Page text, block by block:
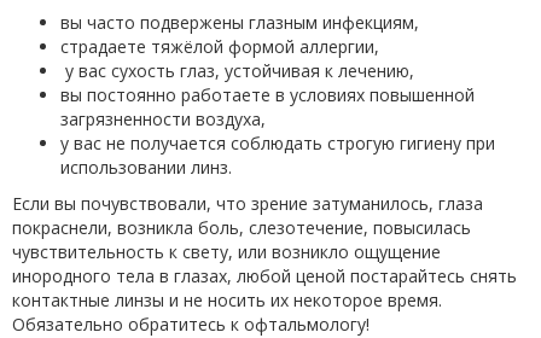
вы часто подвержены глазным инфекциям,
страдаете тяжёлой формой аллергии,
у вас сухость глаз, устойчивая к лечению,
вы постоянно работаете в условиях повышенной
загрязненности воздуха,
у вас не получается соблюдать строгую гигиену при
использовании линз.
Если вы почувствовали, что зрение затуманилось, глаза
покраснели, возникла боль, слезотечение, повысилась
чувствительность к свету, или возникло ощущение
инородного тела в глазах, любой ценой постарайтесь снять
контактные линзы и не носить их некоторое время.
Обязательно обратитесь к офтальмологу!